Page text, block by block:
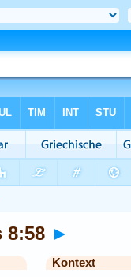
8:58 ►
Kontext